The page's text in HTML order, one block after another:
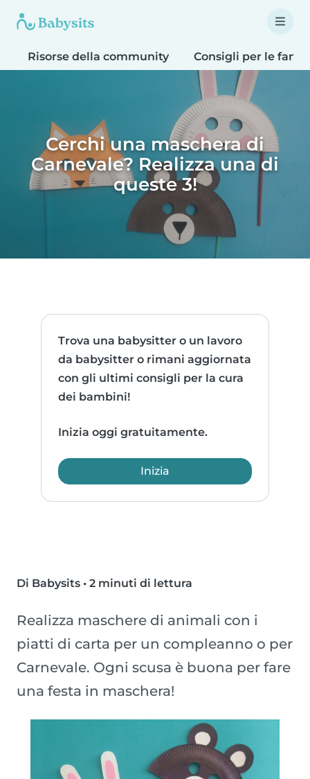
Risorse della community Consigli per le
Cerchi una maschera di
Carnevale? Realizza una di
queste 3!
Trova una babysitter o un lavoro
da babysitter o rimani aggiornata
con gli ultimi consigli per la cura
dei bambini!
Inizia oggi gratuitamente.
Inizia
Di Babysits • 2 minuti di lettura
Realizza maschere di animali con i
piatti di carta per un compleanno o per
Carnevale. Ogni scusa è buona per fare
una festa in maschera!